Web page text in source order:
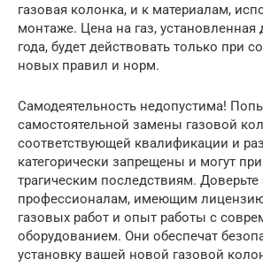
газовая колонка, и к материалам,
монтаже. Цена на газ, установленная
года, будет действовать только при
новых правил и норм.
Самодеятельность недопустима!
самостоятельной замены газовой
соответствующей квалификации и
категорически запрещены и могут
трагическим последствиям. Доверьте
профессионалам, имеющим
газовых работ и опыт работы с
оборудованием. Они обеспечат
установку вашей новой газовой